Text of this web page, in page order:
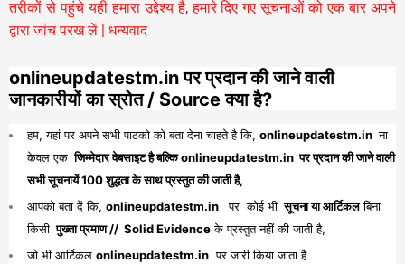
तरीकों से पहुंचे यही हमारा उद्देश्य है, हमारे दिए गए सूचनाओं को एक बार अपने
द्वारा जांच परख लें | धन्यवाद
onlineupdatestm.in पर प्रदान की जाने वाली
जानकारीयों का स्रोत / Source क्या है?
हम, यहां पर अपने सभी पाठको को बता देना चाहते है कि, onlineupdatestm.in ना
केवल एक जिम्मेदार वेबसाइट है बल्कि onlineupdatestm.in पर प्रदान की जाने वाली
सभी सूचनायें 100 शुद्धता के साथ प्रस्तुत की जाती है,
आपको बता दें कि, onlineupdatestm.in पर कोई भी सूचना या आर्टिकलबिना
किसी पुख्ता प्रमाण // Solid Evidenceके प्रस्तुत नहीं की जाती है,
जो भी आर्टिकल onlineupdatestm.in पर जारी किया जाता है